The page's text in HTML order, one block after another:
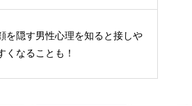
を隠す男性心理を知ると接しや
くなることも！